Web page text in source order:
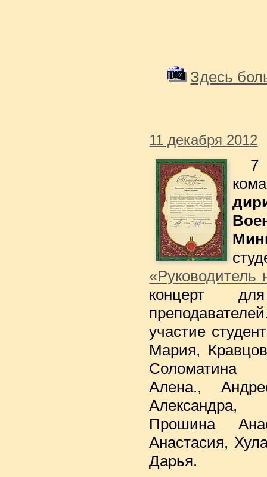
Здесь
11 декабря 2012
7
«Руководитель
концерт
участие
Мария,
Соломатина
Алена.,
Александра,
Прошина
Анастасия,
Дарья.